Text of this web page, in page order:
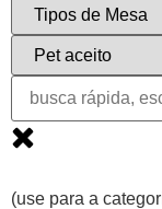
(use para a